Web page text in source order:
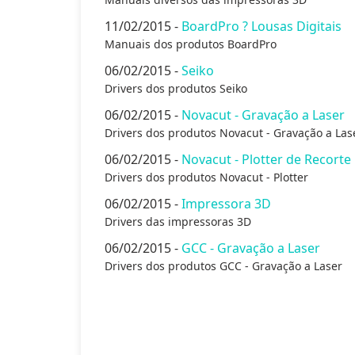
11/02/2015 - BoardPro ? Lousas Digitais
Manuais dos produtos BoardPro
06/02/2015 -Seiko
Drivers dos produtos Seiko
06/02/2015 - Novacut - Gravação a Laser
Drivers dos produtos Novacut - Gravação a
06/02/2015 - Novacut - Plotter de Recorte
Drivers dos produtos Novacut - Plotter
06/02/2015 -Impressora 3D
Drivers das impressoras 3D
06/02/2015 - GCC - Gravação a Laser
Drivers dos produtos GCC - Gravação a Laser